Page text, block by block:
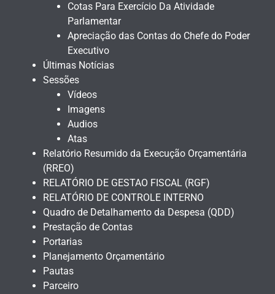
Cotas Para Exercício Da Atividade
Parlamentar
Apreciação das Contas do Chefe do Poder
Executivo
Últimas Notícias
Sessões
Vídeos
Imagens
Audios
Atas
Relatório Resumido da Execução Orçamentária
(RREO)
RELATÓRIO DE GESTAO FISCAL (RGF)
RELATÓRIO DE CONTROLE INTERNO
Quadro de Detalhamento da Despesa (QDD)
Prestação de Contas
Portarias
Planejamento Orçamentário
Pautas
Parceiro